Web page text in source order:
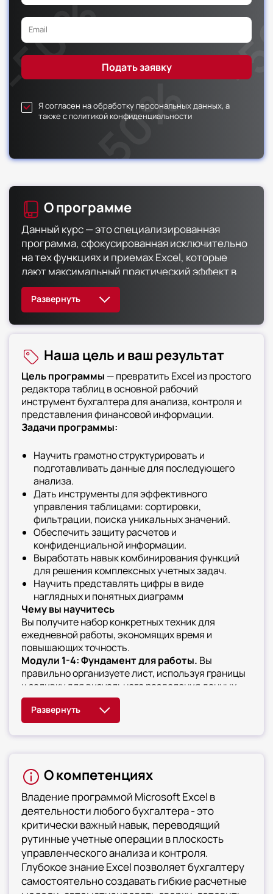
Я согласен на обработку персональных данных, а
также с политикой конфиденциальности
О программе
Данный курс — это специализированная
программа, сфокусированная исключительно
на тех функциях и приемах Excel, которые
дают максимальный практический эффект в
работе бухгалтерской службы. Обучение
построено на решении конкретных задач: от
формирования реестров до расчета
налоговых резервов. Каждый модуль
переход на новый уровень эффективности
Наша цель и ваш результат
Цель программы — превратить Excel из простого
редактора таблиц в основной рабочий
инструмент бухгалтера для анализа, контроля и
представления финансовой информации.
Задачи программы:
Научить грамотно структурировать и
подготавливать данные для последующего
анализа.
Дать инструменты для эффективного
управления таблицами: сортировки,
фильтрации, поиска уникальных значений.
Обеспечить защиту расчетов и
конфиденциальной информации.
Выработать навык комбинирования функций
для решения комплексных учетных задач.
Научить представлять цифры в виде
наглядных и понятных диаграмм
Чему вы научитесь
Вы получите набор конкретных техник для
ежедневной работы, экономящих время и
повышающих точность.
Модули 1-4: Фундамент для работы. Вы
правильно организуете лист, используя границы
и заливку для визуального разделения данных,
преобразуете данные из строки в столбец
(транспонирование). Превратите диапазон в
«умную таблицу» для автоматического
расширения формул и фильтров, скроете
листы.
Модули 5-8: Автоматизация расчетов.
будете использовать именованные ячейки в
сложных формулах, ранжируете данные
(например, поставщиков по сумме закупок).
Извлечете числа из текстовых строк,
рассчитаете точный возраст или стаж
сотрудника по функции РАЗНДАТ, найдете
различия в двух списках, обработаете текст
функциями ПОДСТАВИТЬ и СЖПРОБЕЛЫ.
О компетенциях
Владение программой Microsoft Excel в
деятельности любого бухгалтера - это
критически важный навык, переводящий
рутинные учетные операции в плоскость
управленческого анализа и контроля.
Глубокое знание Excel позволяет бухгалтеру
самостоятельно создавать гибкие расчетные